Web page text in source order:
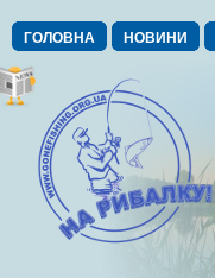
ГОЛОВНА НОВИНИ